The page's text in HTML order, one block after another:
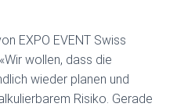
EXPO EVENT Swiss
wollen, dass die
wieder planen und
Risiko. Gerade